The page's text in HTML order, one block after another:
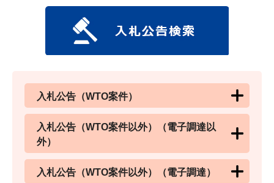
入札公告（WTO案件）
入札公告（WTO案件以外）（電子調達以
外）
入札公告（WTO案件以外）（電子調達）